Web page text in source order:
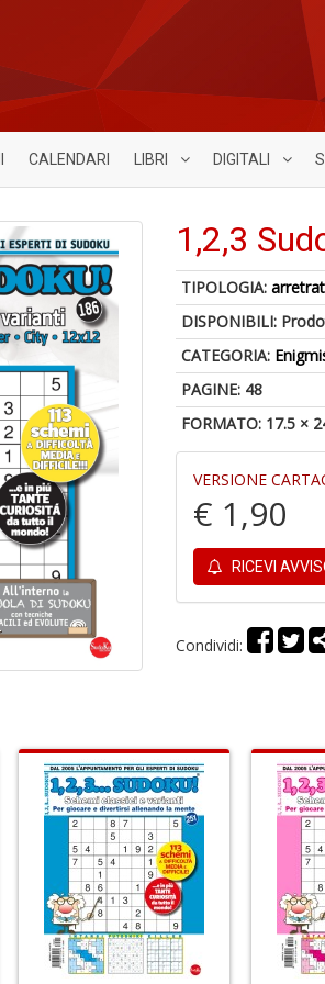
CALENDARI LIBRI DIGITALI
1,2,3
TIPOLOGIA:
DISPONIBILI:
CATEGORIA:
PAGINE: 48
FORMATO: 17.5 ×
VERSIONE
€ 1,90
RICEVI
Condividi: